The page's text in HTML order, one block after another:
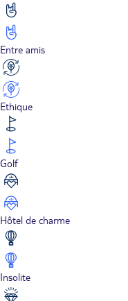
Entre amis
Ethique
Golf
Hôtel de charme
Insolite